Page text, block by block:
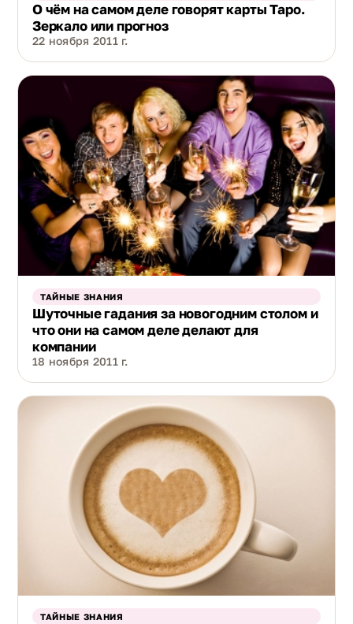
О чём на самом деле говорят карты Таро.
Зеркало или прогноз
22 ноября 2011 г.
ТАЙНЫЕ ЗНАНИЯ
Шуточные гадания за новогодним столом и
что они на самом деле делают для
компании
18 ноября 2011 г.
ТАЙНЫЕ ЗНАНИЯ